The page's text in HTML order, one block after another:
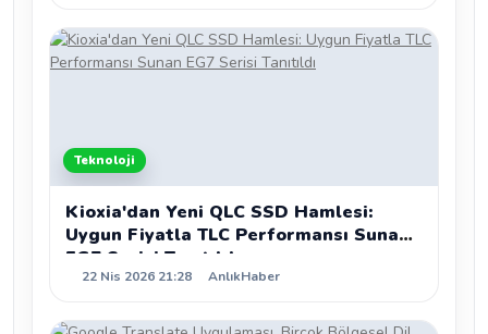
Teknoloji
Kioxia'dan Yeni QLC SSD Hamlesi:
Uygun Fiyatla TLC Performansı Sunan
EG7 Serisi Tanıtıldı
22 Nis 2026 21:28 AnlıkHaber